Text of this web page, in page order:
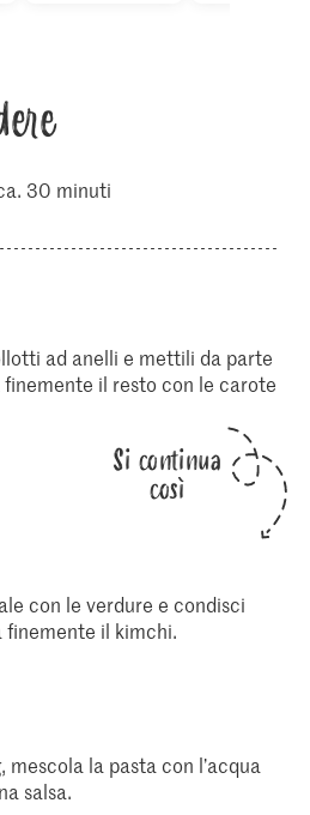
30 minuti
ad anelli e mettili da parte
il resto con le carote
Si continua
così
con le verdure e condisci
finemente il kimchi.
mescola la pasta con l’acqua
salsa.